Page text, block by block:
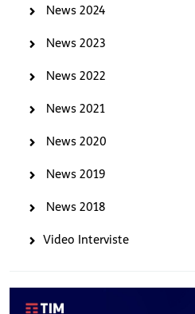
News 2024
News 2023
News 2022
News 2021
News 2020
News 2019
News 2018
Video Interviste